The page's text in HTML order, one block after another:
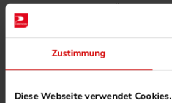
Zustimmung
Diese Webseite verwendet Cookies.